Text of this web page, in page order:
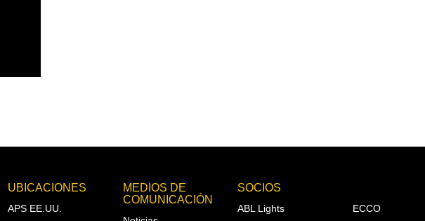
UBICACIONES
APS EE.UU.
MEDIOS DE
COMUNICACIÓN
SOCIOS
ABL Lights
ECCO